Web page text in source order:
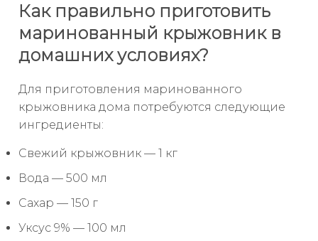
Как правильно приготовить
маринованный крыжовник в
домашних условиях?
Для приготовления маринованного
крыжовника дома потребуются следующие
ингредиенты:
Свежий крыжовник — 1 кг
Вода — 500 мл
Сахар — 150 г
Уксус 9% — 100 мл